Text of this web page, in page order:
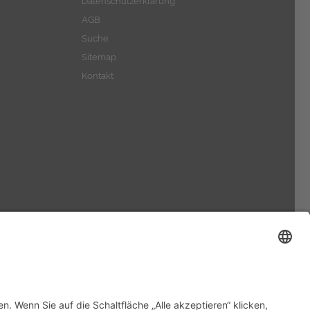
AGB
Suche
Sitemap
Kontakt